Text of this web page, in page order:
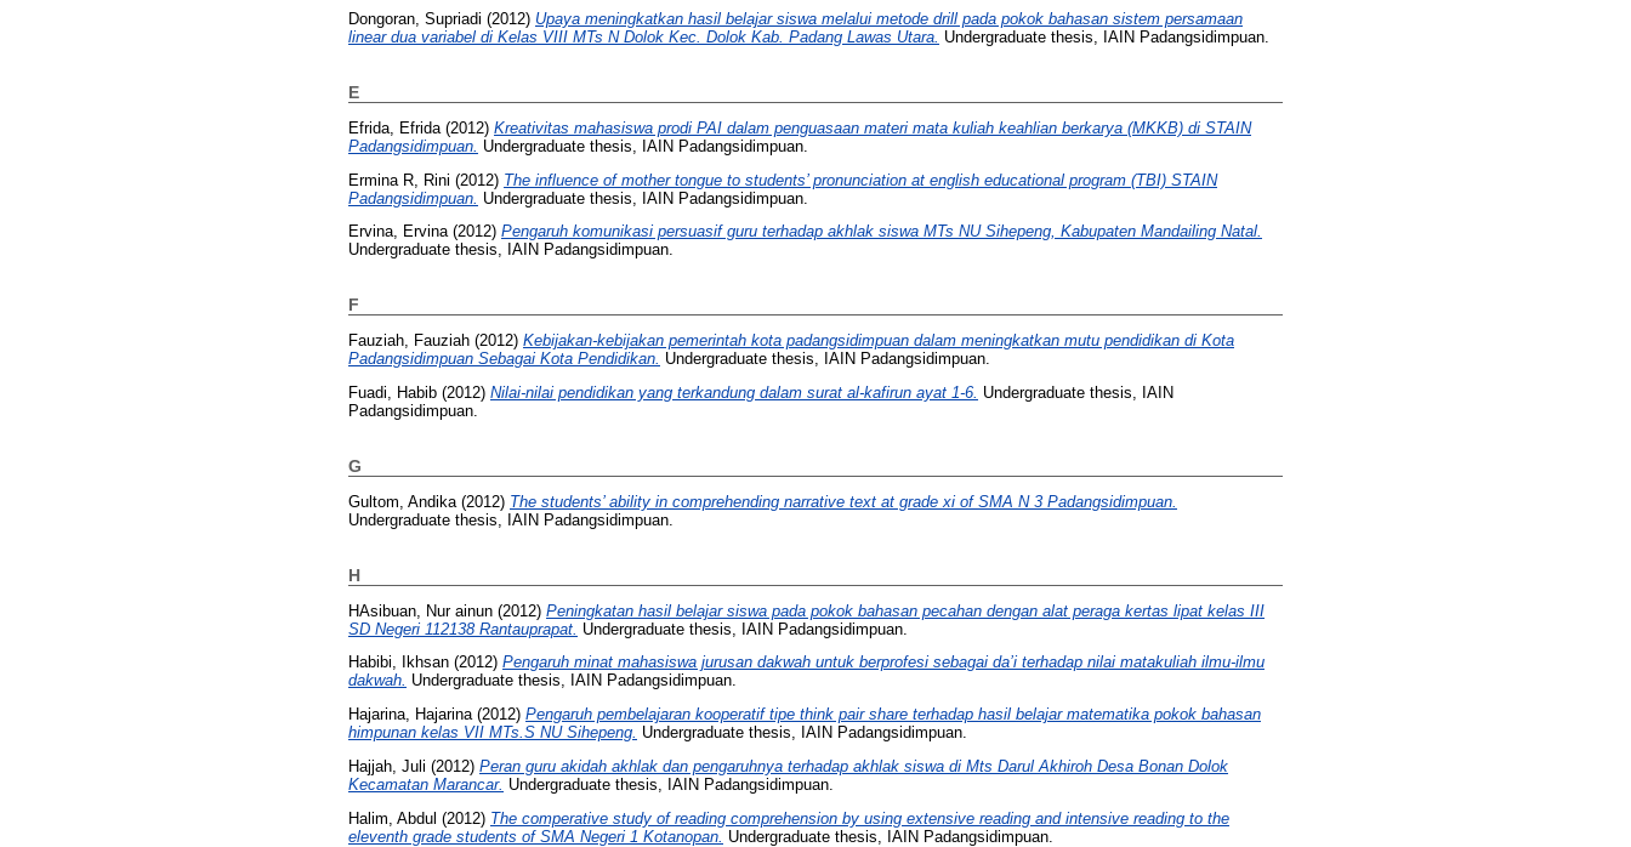
Dongoran, Supriadi (2012) Upaya meningkatkan hasil belajar siswa melalui metode drill pada pokok bahasan sistem persamaan
linear dua variabel di Kelas VIII MTs N Dolok Kec. Dolok Kab. Padang Lawas Utara. Undergraduate thesis, IAIN Padangsidimpuan.
E
Efrida, Efrida (2012) Kreativitas mahasiswa prodi PAI dalam penguasaan materi mata kuliah keahlian berkarya (MKKB) di STAIN
Padangsidimpuan. Undergraduate thesis, IAIN Padangsidimpuan.
Ermina R, Rini (2012) The influence of mother tongue to students’ pronunciation at english educational program (TBI) STAIN
Padangsidimpuan. Undergraduate thesis, IAIN Padangsidimpuan.
Ervina, Ervina(2012) Pengaruh komunikasi persuasif guru terhadap akhlak siswa MTs NU Sihepeng, Kabupaten Mandailing Natal.
Undergraduate thesis, IAIN Padangsidimpuan.
F
Fauziah, Fauziah (2012) Kebijakan-kebijakan pemerintah kota padangsidimpuan dalam meningkatkan mutu pendidikan di Kota
Padangsidimpuan Sebagai Kota Pendidikan. Undergraduate thesis, IAIN Padangsidimpuan.
Fuadi, Habib (2012) Nilai-nilai pendidikan yang terkandung dalam surat al-kafirun ayat 1-6. Undergraduate thesis, IAIN
Padangsidimpuan.
G
Gultom, Andika (2012) The students’ ability in comprehending narrative text at grade xi of SMA N 3 Padangsidimpuan.
Undergraduate thesis, IAIN Padangsidimpuan.
H
HAsibuan, Nur ainun (2012) Peningkatan hasil belajar siswa pada pokok bahasan pecahan dengan alat peraga kertas lipat kelas III
SD Negeri 112138 Rantauprapat. Undergraduate thesis, IAIN Padangsidimpuan.
Habibi, Ikhsan (2012) Pengaruh minat mahasiswa jurusan dakwah untuk berprofesi sebagai da’i terhadap nilai matakuliah ilmu-ilmu
dakwah. Undergraduate thesis, IAIN Padangsidimpuan.
Hajarina, Hajarina(2012) Pengaruh pembelajaran kooperatif tipe think pair share terhadap hasil belajar matematika pokok bahasan
himpunan kelas VII MTs.S NU Sihepeng. Undergraduate thesis, IAIN Padangsidimpuan.
Hajjah, Juli (2012) Peran guru akidah akhlak dan pengaruhnya terhadap akhlak siswa di Mts Darul Akhiroh Desa Bonan Dolok
Kecamatan Marancar. Undergraduate thesis, IAIN Padangsidimpuan.
Halim, Abdul (2012) The comperative study of reading comprehension by using extensive reading and intensive reading to the
eleventh grade students of SMA Negeri 1 Kotanopan. Undergraduate thesis, IAIN Padangsidimpuan.